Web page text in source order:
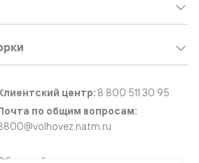
центр: 8 800 511 30 95
по общим вопросам: